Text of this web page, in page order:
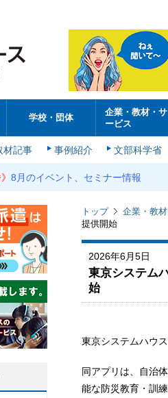
学校・団体
企業・教材・サ
ービス
材記事 事例紹介 文部科学省
》8月のイベント、セミナー情報
トップ 企業・教
提供開始
2026年6月5日
東京システム
始
東京システムハウ
同アプリは、自治
能な防災教育・訓